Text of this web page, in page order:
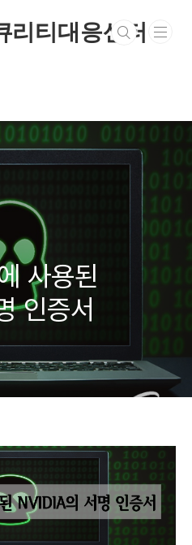
리티대응센터
사용된
인증서